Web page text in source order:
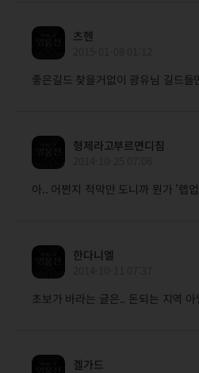
츠헨
좋은길드 찾을거없이 광유님 길드
형제라고부르면디짐
아.. 어쩐지 적막만 도니까 뭔가 '렙
한다니엘
초보가 바라는 글은.. 돈되는 지역
겔가드